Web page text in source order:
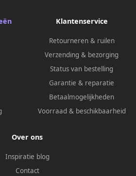
Klantenservice
Retourneren & ruilen
Verzending & bezorging
Status van bestelling
Garantie & reparatie
Betaalmogelijkheden
Voorraad & beschikbaarheid
Over ons
Inspiratie blog
Contact